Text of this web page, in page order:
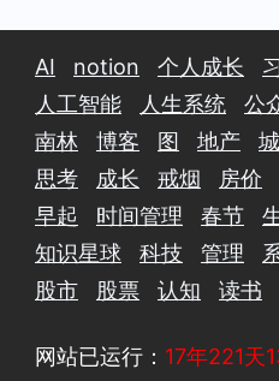
AI notion 个人成长
人工智能
人生系统 公
南林
博客 图 地产
思考
成长 戒烟 房价
早起
时间管理 春节
知识星球
科技 管理
股市
股票 认知 读书
网站已运行： 17年221天